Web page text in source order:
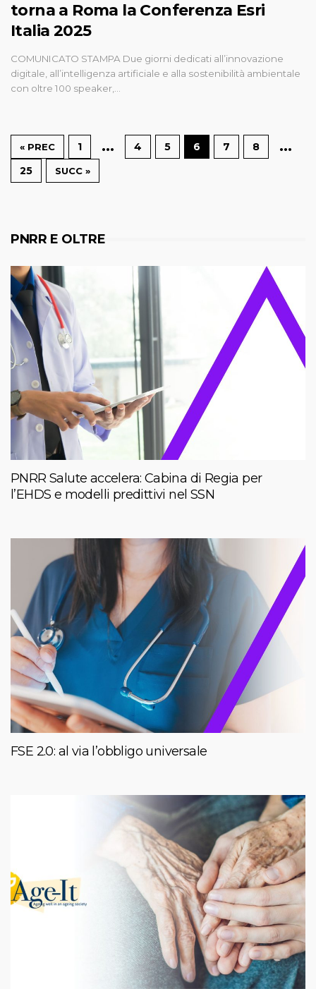
torna a Roma la Conferenza Esri
Italia 2025
COMUNICATO STAMPA Due giorni dedicati all’innovazione
digitale, all’intelligenza artificiale e alla sostenibilità ambientale
con oltre 100 speaker,…
« PREC 1 … 4 5 6 7 8 …
25 SUCC »
PNRR E OLTRE
PNRR Salute accelera: Cabina di Regia per
l’EHDS e modelli predittivi nel SSN
FSE 2.0: al via l’obbligo universale